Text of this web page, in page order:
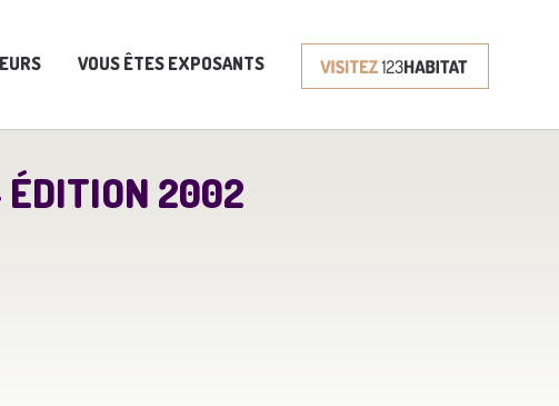
VOUS ÊTES EXPOSANTS
ÉDITION 2002